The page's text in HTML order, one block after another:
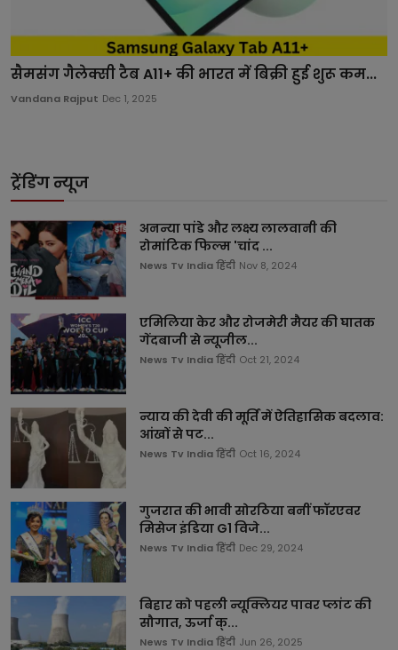
सैमसंग गैलेक्सी टैब A11+ की भारत में बिक्री हुई शुरू कम...
Vandana Rajput Dec 1, 2025
ट्रेंडिंग न्यूज
अनन्या पांडे और लक्ष्य लालवानी की
रोमांटिक फिल्म 'चांद ...
News Tv India हिंदी Nov 8, 2024
एमिलिया केर और रोजमेरी मैयर की घातक
गेंदबाजी से न्यूजील...
News Tv India हिंदी Oct 21, 2024
न्याय की देवी की मूर्ति में ऐतिहासिक बदलाव:
आंखों से पट...
News Tv India हिंदी Oct 16, 2024
गुजरात की भावी सोरठिया बनीं फॉरएवर
मिसेज इंडिया G1 विजे...
News Tv India हिंदी Dec 29, 2024
बिहार को पहली न्यूक्लियर पावर प्लांट की
सौगात, ऊर्जा क्...
News Tv India हिंदी Jun 26, 2025